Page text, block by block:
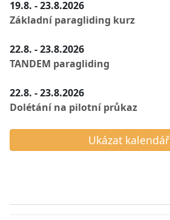
19.8. - 23.8.2026
Základní paragliding kurz
22.8. - 23.8.2026
TANDEM paragliding
22.8. - 23.8.2026
Dolétání na pilotní průkaz
Ukázat kalendář